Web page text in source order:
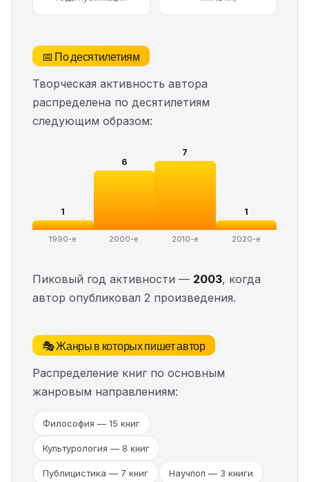
📅 По десятилетиям
Творческая активность автора
распределена по десятилетиям
следующим образом:
1
1990-е
6
2000-е
7
2010-е
1
2020-е
Пиковый год активности — 2003, когда
автор опубликовал 2 произведения.
🎭 Жанры в которых пишет автор
Распределение книг по основным
жанровым направлениям:
Философия — 15 книг
Культурология — 8 книг
Публицистика — 7 книг Научпоп — 3 книги